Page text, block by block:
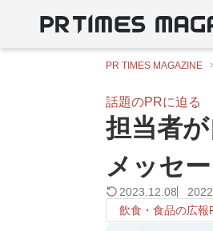
PR TIMES MAGAZINE
話題のPRに迫る
担当者
メッセ
2023.12.08
飲食・食品の広報